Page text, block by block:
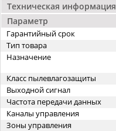
Техническая информация
Параметр
Гарантийный срок
Тип товара
Назначение
Класс пылевлагозащиты
Выходной сигнал
Частота передачи данных
Каналы управления
Зоны управления